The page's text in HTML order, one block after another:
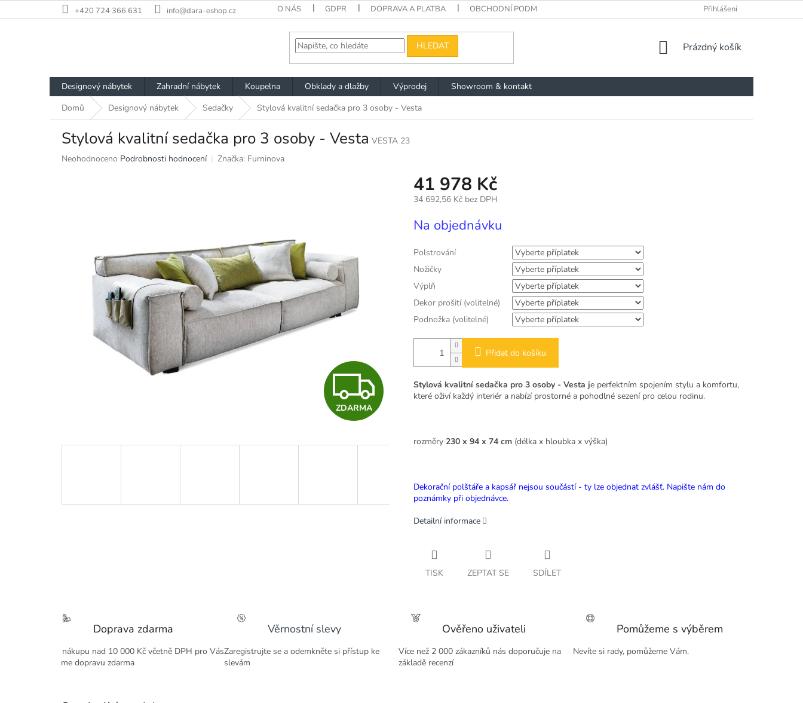
na
+420 724 366 631 info@dara-eshop.cz O NÁS GDPR DOPRAVA A PLATBA OBCHODNÍ PODMÍNKY Přihlášení
HLEDAT
NÁKUPNÍ
Prázdný košík
Designový nábytek Zahradní nábytek Koupelna Obklady a dlažby Výprodej
Showroom & kontakt
Domů
Designový nábytek Sedačky Stylová kvalitní sedačka pro 3 osoby - Vesta
Stylová kvalitní sedačka pro 3 osoby - Vesta VESTA 23
Průměrné
Neohodnoceno Podrobnosti hodnocení Značka: Furninova
Z
D
R
ZDARMA
41 978 Kč
34 692,56 Kč bez DPH
cena:
Na objednávku
Polstrování
Nožičky
Výplň
Dekor prošití (volitelné)
Podnožka (volitelné)
Přidat do košíku
Stylová kvalitní sedačka pro 3 osoby - Vesta je perfektním spojením stylu a komfortu,
které oživí každý interiér a nabízí prostorné a pohodlné sezení pro celou rodinu.
rozměry 230 x 94 x 74 cm (délka x hloubka x výška)
Dekorační polštáře a kapsář nejsou součástí - ty lze objednat zvlášť. Napište nám do
poznámky při objednávce.
Detailní informace
TISK ZEPTAT SE SDÍLET
Doprava zdarma
Při nákupu nad 10 000 Kč včetně DPH pro Vás
máme dopravu zdarma
Věrnostní slevy
Zaregistrujte se a odemkněte si přístup ke
slevám
Ověřeno uživateli
Více než 2 000 zákazníků nás doporučuje na
základě recenzí
Pomůžeme s výběrem
Nevíte si rady, pomůžeme Vám.